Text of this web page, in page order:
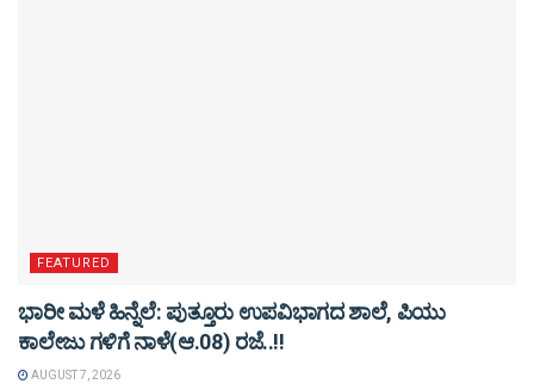
FEATURED
ಭಾರೀ ಮಳೆ ಹಿನ್ನೆಲೆ: ಪುತ್ತೂರು ಉಪವಿಭಾಗದ ಶಾಲೆ, ಪಿಯು
ಕಾಲೇಜು ಗಳಿಗೆ ನಾಳೆ(ಆ.08) ರಜೆ..!!
AUGUST 7, 2026